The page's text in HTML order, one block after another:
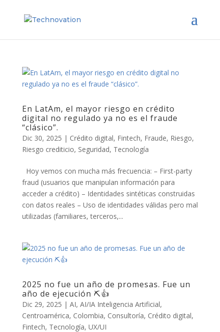
En LatAm, el mayor riesgo en crédito
digital no regulado ya no es el fraude
“clásico”.
Dic 30, 2025 | Crédito digital, Fintech, Fraude, Riesgo,
Riesgo crediticio, Seguridad, Tecnología
Hoy vemos con mucha más frecuencia: – First-party
fraud (usuarios que manipulan información para
acceder a crédito) – Identidades sintéticas construidas
con datos reales – Uso de identidades válidas pero mal
utilizadas (familiares, terceros,...
2025 no fue un año de promesas. Fue un
año de ejecución ⛏️👍
Dic 29, 2025 | AI, AI/IA Inteligencia Artificial,
Centroamérica, Colombia, Consultoría, Crédito digital,
Fintech, Tecnología, UX/UI